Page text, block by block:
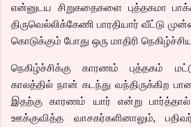
என்னுடய சிறுகதைகளை புத்தகமா
திருவெல்லிக்கேணி பாரதியார் வீட்டு
கொடுக்கும் போது ஒரு மாதிரி
நெகிழ்ச்சிக்கு காரணம் புத்தகம்
காலத்தில் நான் கடந்து வந்திருக்கிற
இதற்கு காரணம் யார் என்று
ஊக்குவித்த வாசகர்களினாலும்,